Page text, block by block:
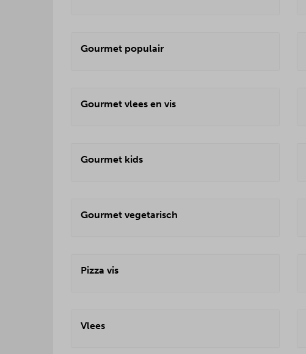
Gourmet populair
Gourmet vlees en vis
Gourmet kids
Gourmet vegetarisch
Pizza vis
Vlees